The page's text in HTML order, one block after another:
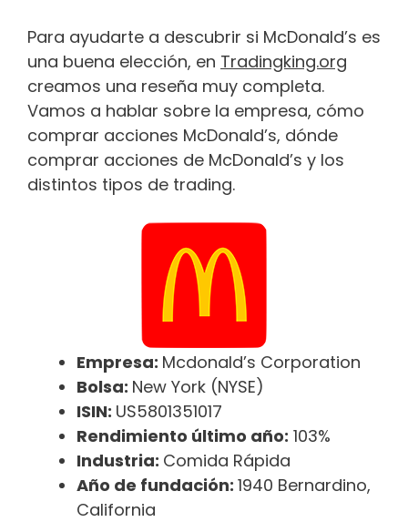
Para ayudarte a descubrir si McDonald’s es
una buena elección, en Tradingking.org
creamos una reseña muy completa.
Vamos a hablar sobre la empresa, cómo
comprar acciones McDonald’s, dónde
comprar acciones de McDonald’s y los
distintos tipos de trading.
Empresa: Mcdonald’s Corporation
Bolsa: New York (NYSE)
ISIN: US5801351017
Rendimiento último año: 103%
Industria: Comida Rápida
Año de fundación: 1940 Bernardino,
California